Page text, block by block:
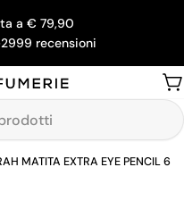
a € 79,90
recensioni
MATITA EXTRA EYE PENCIL 6